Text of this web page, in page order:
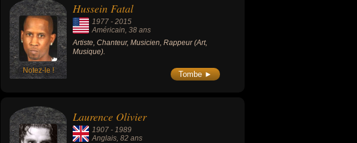
Notez-le !
Hussein Fatal
1977 -2015
Américain , 38 ans
Artiste, Chanteur, Musicien, Rappeur (Art,
Musique).
Tombe ►
Laurence Olivier
1907 - 1989
Anglais , 82 ans